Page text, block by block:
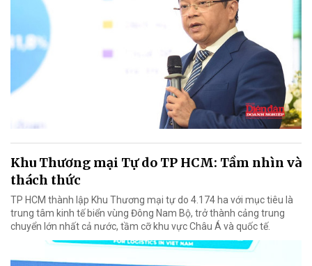
Khu Thương mại Tự do TP HCM: Tầm nhìn và
thách thức
TP HCM thành lập Khu Thương mại tự do 4.174 ha với mục tiêu là
trung tâm kinh tế biển vùng Đông Nam Bộ, trở thành cảng trung
chuyển lớn nhất cả nước, tầm cỡ khu vực Châu Á và quốc tế.